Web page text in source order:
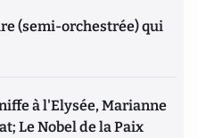
(semi-orchestrée) qui
à l'Elysée, Marianne
Le Nobel de la Paix